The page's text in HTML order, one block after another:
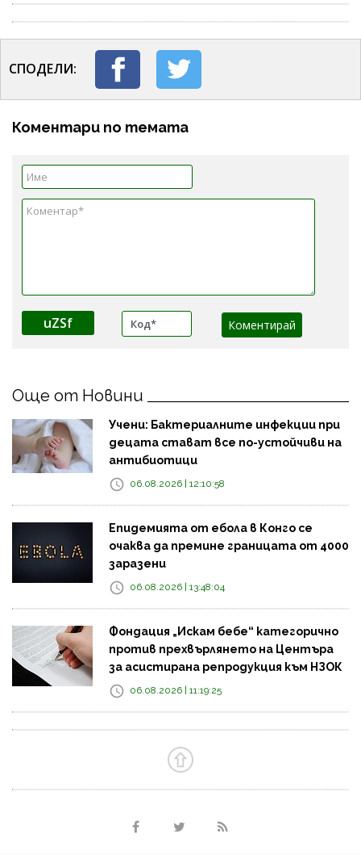
СПОДЕЛИ:
Коментари по темата
uZSf
Още от Новини
Учени: Бактериалните инфекции при
децата стават все по-устойчиви на
антибиотици
06.08.2026 | 12:10:58
Епидемията от ебола в Конго се
очаква да премине границата от 4000
заразени
06.08.2026 | 13:48:04
Фондация „Искам бебе“ категорично
против прехвърлянето на Центъра
за асистирана репродукция към НЗОК
06.08.2026 | 11:19:25